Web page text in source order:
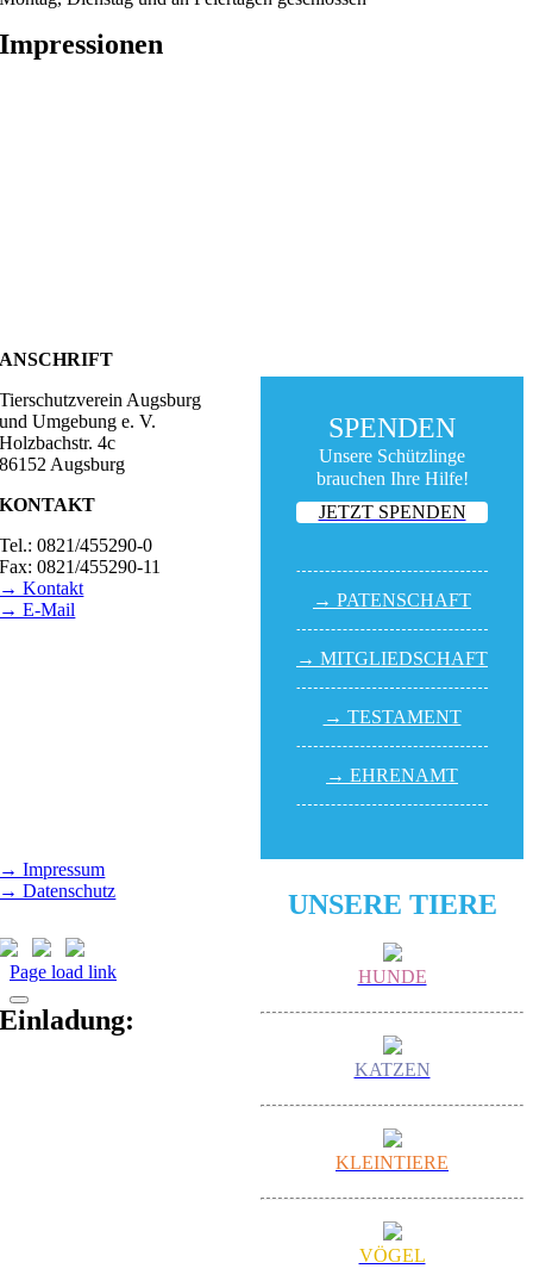
Impressionen
SPENDEN
Unsere Schützlinge
brauchen Ihre Hilfe!
JETZT SPENDEN
→ PATEN­SCHAFT
→ MITGLIED­SCHAFT
→ TESTA­MENT
→ EHREN­AMT
UNSERE TIERE
HUNDE
KATZEN
KLEINTIERE
VÖGEL
ANSCHRIFT
Tierschutzverein Augsburg
und Umgebung e. V.
Holzbachstr. 4c
86152 Augsburg
KONTAKT
Tel.: 0821/455290-0
Fax: 0821/455290-11
→ Kontakt
→ E-Mail
→ Impressum
→ Datenschutz
Page load link
Einladung: